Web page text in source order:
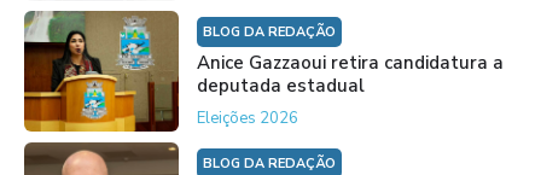
BLOG DA REDAÇÃO
Anice Gazzaoui retira candidatura a
deputada estadual
Eleições 2026
BLOG DA REDAÇÃO